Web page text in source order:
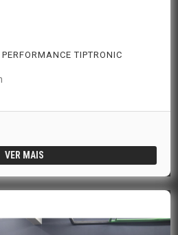
TIPTRONIC
VER MAIS